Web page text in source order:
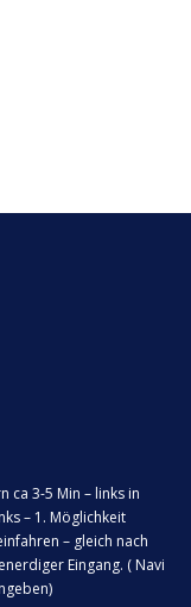
ca 3-5 Min – links in
– 1. Möglichkeit
– gleich nach
Eingang. ( Navi